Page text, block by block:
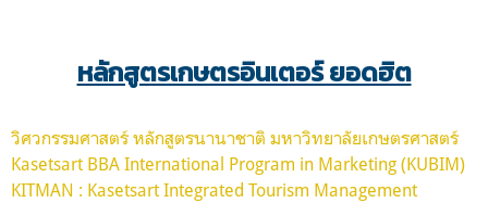
หลักสูตรเกษตรอินเตอร์ ยอดฮิต
วิศวกรรมศาสตร์ หลักสูตรนานาชาติ มหาวิทยาลัยเกษตรศาสตร์
Kasetsart BBA International Program in Marketing (KUBIM)
KITMAN : Kasetsart Integrated Tourism Management